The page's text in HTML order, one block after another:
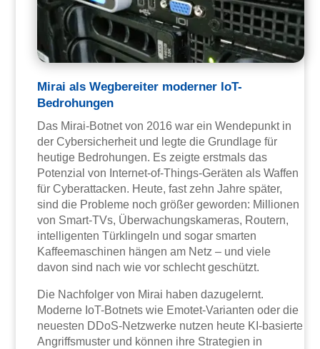
Mirai als Wegbereiter moderner IoT-
Bedrohungen
Das Mirai-Botnet von 2016 war ein Wendepunkt in
der Cybersicherheit und legte die Grundlage für
heutige Bedrohungen. Es zeigte erstmals das
Potenzial von Internet-of-Things-Geräten als Waffen
für Cyberattacken. Heute, fast zehn Jahre später,
sind die Probleme noch größer geworden: Millionen
von Smart-TVs, Überwachungskameras, Routern,
intelligenten Türklingeln und sogar smarten
Kaffeemaschinen hängen am Netz – und viele
davon sind nach wie vor schlecht geschützt.
Die Nachfolger von Mirai haben dazugelernt.
Moderne IoT-Botnets wie Emotet-Varianten oder die
neuesten DDoS-Netzwerke nutzen heute KI-basierte
Angriffsmuster und können ihre Strategien in